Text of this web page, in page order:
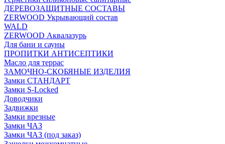
ДЕРЕВОЗАЩИТНЫЕ СОСТАВЫ
ZERWOOD Укрывающий состав
WALD
ZERWOOD Аквалазурь
Для бани и сауны
ПРОПИТКИ АНТИСЕПТИКИ
Масло для террас
ЗАМОЧНО-СКОБЯНЫЕ ИЗДЕЛИЯ
Замки СТАНДАРТ
Замки S-Locked
Доводчики
Задвижки
Замки врезные
Замки ЧАЗ
Замки ЧАЗ (под заказ)